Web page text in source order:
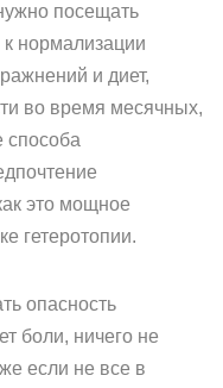
посещать
к нормализации
и диет,
во время месячных,
это мощное
гетеротопии.
опасность
боли, ничего не
если не все в